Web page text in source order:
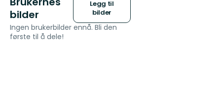
bilder
Legg til
bilder
Ingen brukerbilder ennå. Bli den
første til å dele!